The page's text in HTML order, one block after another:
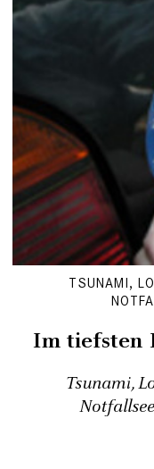
TSUNAMI,
Im tiefsten
Tsunami,